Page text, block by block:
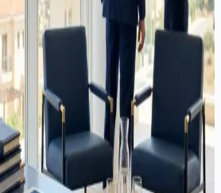
a las compras de propiedades por parte
en Chipre pueden abordar
el momento y el alcance corren el
a los inversores
problema es la oferta de viviendas, no